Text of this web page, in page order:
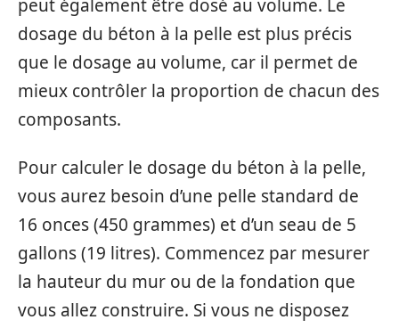
peut également être dosé au volume. Le
dosage du béton à la pelle est plus précis
que le dosage au volume, car il permet de
mieux contrôler la proportion de chacun des
composants.
Pour calculer le dosage du béton à la pelle,
vous aurez besoin d’une pelle standard de
16 onces (450 grammes) et d’un seau de 5
gallons (19 litres). Commencez par mesurer
la hauteur du mur ou de la fondation que
vous allez construire. Si vous ne disposez